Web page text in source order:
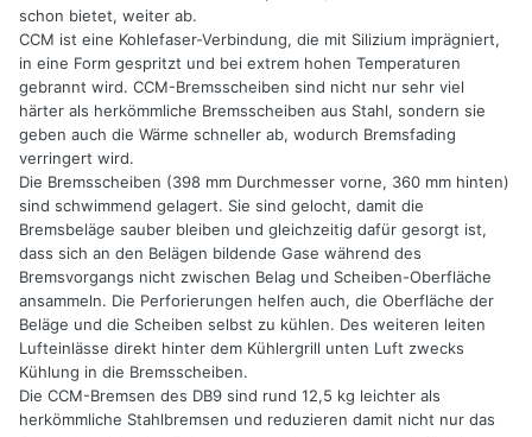
schon bietet, weiter ab.
CCM ist eine Kohlefaser-Verbindung, die mit Silizium imprägniert,
in eine Form gespritzt und bei extrem hohen Temperaturen
gebrannt wird. CCM-Bremsscheiben sind nicht nur sehr viel
härter als herkömmliche Bremsscheiben aus Stahl, sondern sie
geben auch die Wärme schneller ab, wodurch Bremsfading
verringert wird.
Die Bremsscheiben (398 mm Durchmesser vorne, 360 mm hinten)
sind schwimmend gelagert. Sie sind gelocht, damit die
Bremsbeläge sauber bleiben und gleichzeitig dafür gesorgt ist,
dass sich an den Belägen bildende Gase während des
Bremsvorgangs nicht zwischen Belag und Scheiben-Oberfläche
ansammeln. Die Perforierungen helfen auch, die Oberfläche der
Beläge und die Scheiben selbst zu kühlen. Des weiteren leiten
Lufteinlässe direkt hinter dem Kühlergrill unten Luft zwecks
Kühlung in die Bremsscheiben.
Die CCM-Bremsen des DB9 sind rund 12,5 kg leichter als
herkömmliche Stahlbremsen und reduzieren damit nicht nur das